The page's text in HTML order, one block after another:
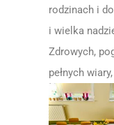
rodzinach i
i wielka
Zdrowych,
pełnych